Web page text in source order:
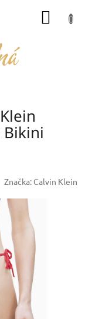
Bikini
Značka: Calvin Klein